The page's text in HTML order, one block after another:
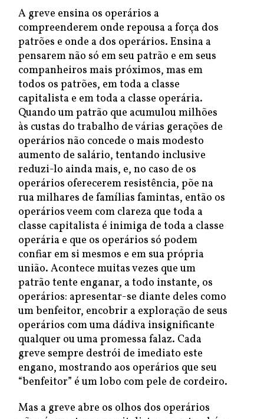
A greve ensina os operários a
compreenderem onde repousa a força dos
patrões e onde a dos operários. Ensina a
pensarem não só em seu patrão e em seus
companheiros mais próximos, mas em
todos os patrões, em toda a classe
capitalista e em toda a classe operária.
Quando um patrão que acumulou milhões
às custas do trabalho de várias gerações de
operários não concede o mais modesto
aumento de salário, tentando inclusive
reduzi-lo ainda mais, e, no caso de os
operários oferecerem resistência, põe na
rua milhares de famílias famintas, então os
operários veem com clareza que toda a
classe capitalista é inimiga de toda a classe
operária e que os operários só podem
confiar em si mesmos e em sua própria
união. Acontece muitas vezes que um
patrão tente enganar, a todo instante, os
operários: apresentar-se diante deles como
um benfeitor, encobrir a exploração de seus
operários com uma dádiva insignificante
qualquer ou uma promessa falaz. Cada
greve sempre destrói de imediato este
engano, mostrando aos operários que seu
“benfeitor” é um lobo com pele de cordeiro.
Mas a greve abre os olhos dos operários